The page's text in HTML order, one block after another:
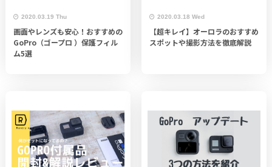
2020.03.19 Thu
画面やレンズも安心！おすすめの
GoPro（ゴープロ ）保護フィル
ム5選
2020.03.18 Wed
【超キレイ】オーロラのおすすめ
スポットや撮影方法を徹底解説